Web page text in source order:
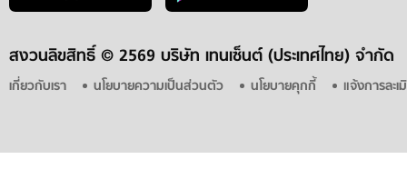
สงวนลิขสิทธิ์ © 2569 บริษัท เทนเซ็นต์ (ประเทศไทย) จำกัด
เกี่ยวกับเรา นโยบายความเป็นส่วนตัว นโยบายคุกกี้ แจ้งการละ